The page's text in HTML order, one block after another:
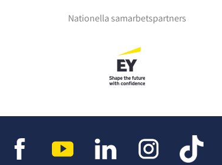
Nationella samarbetspartners